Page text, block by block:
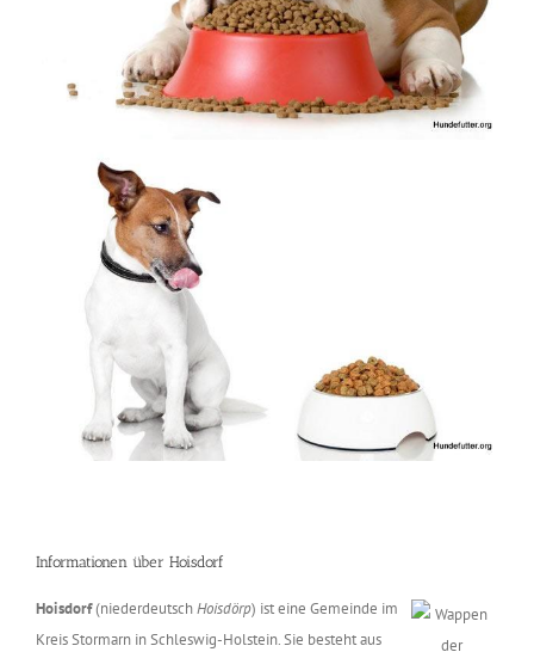
Informationen über Hoisdorf
Hoisdorf(niederdeutschHoisdörp) ist eine Gemeinde im
Kreis Stormarn in Schleswig-Holstein. Sie besteht aus